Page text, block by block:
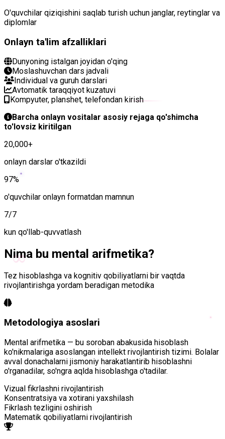
∞
O'quvchilar qiziqishini saqlab turish uchun janglar, reytinglar va
diplomlar
Onlayn ta'lim afzalliklari
Dunyoning istalgan joyidan o'qing
Moslashuvchan dars jadvali
Individual va guruh darslari
Avtomatik taraqqiyot kuzatuvi
Kompyuter, planshet, telefondan kirish
Barcha onlayn vositalar asosiy rejaga qo'shimcha
to'lovsiz kiritilgan
20,000+
onlayn darslar o'tkazildi
97%
o'quvchilar onlayn formatdan mamnun
7/7
kun qo'llab-quvvatlash
Nima bu mental arifmetika?
Tez hisoblashga va kognitiv qobiliyatlarni bir vaqtda
rivojlantirishga yordam beradigan metodika
Metodologiya asoslari
Mental arifmetika — bu soroban abakusida hisoblash
ko'nikmalariga asoslangan intellekt rivojlantirish tizimi. Bolalar
avval donachalarni jismoniy harakatlantirib hisoblashni
o'rganadilar, so'ngra aqlda hisoblashga o'tadilar.
Vizual fikrlashni rivojlantirish
Konsentratsiya va xotirani yaxshilash
Fikrlash tezligini oshirish
Matematik qobiliyatlarni rivojlantirish